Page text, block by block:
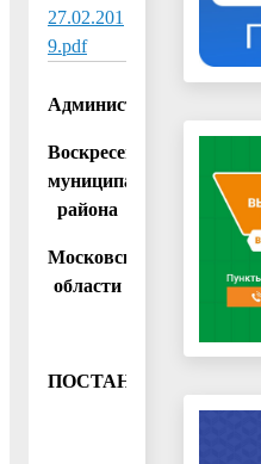
27.02.201
9.pdf
Администрация
Воскресенского
муниципального
района
Московской
области
ПОСТАНОВЛЕНИЕ